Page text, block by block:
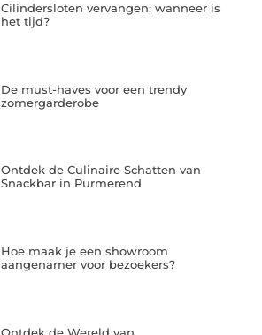
Cilindersloten vervangen: wanneer is
het tijd?
De must-haves voor een trendy
zomergarderobe
Ontdek de Culinaire Schatten van
Snackbar in Purmerend
Hoe maak je een showroom
aangenamer voor bezoekers?
Ontdek de Wereld van